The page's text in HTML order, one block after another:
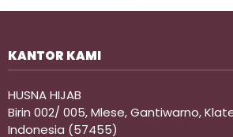
KANTOR KAMI
HUSNA HIJAB
Birin 002/ 005, Mlese, Gantiwarno,
Indonesia (57455)